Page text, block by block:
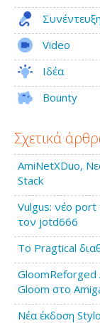
Συνέντευξη
Video
Ιδέα
Bounty
Σχετικά
AmiNetXDuo,
Stack
Vulgus: νέο port
τον jotd666
Το Pragtical
GloomReforged
Gloom στο
Νέα έκδοση